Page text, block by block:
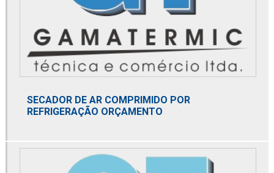
Distribuidor de altair
Distribuidor de bobina danfoss
Distribuidor de bomba de alta pressão
Distribuidor de bomba de pistão axial
Distribuidor de domnick hunter
SECADOR DE AR COMPRIMIDO POR
REFRIGERAÇÃO ORÇAMENTO